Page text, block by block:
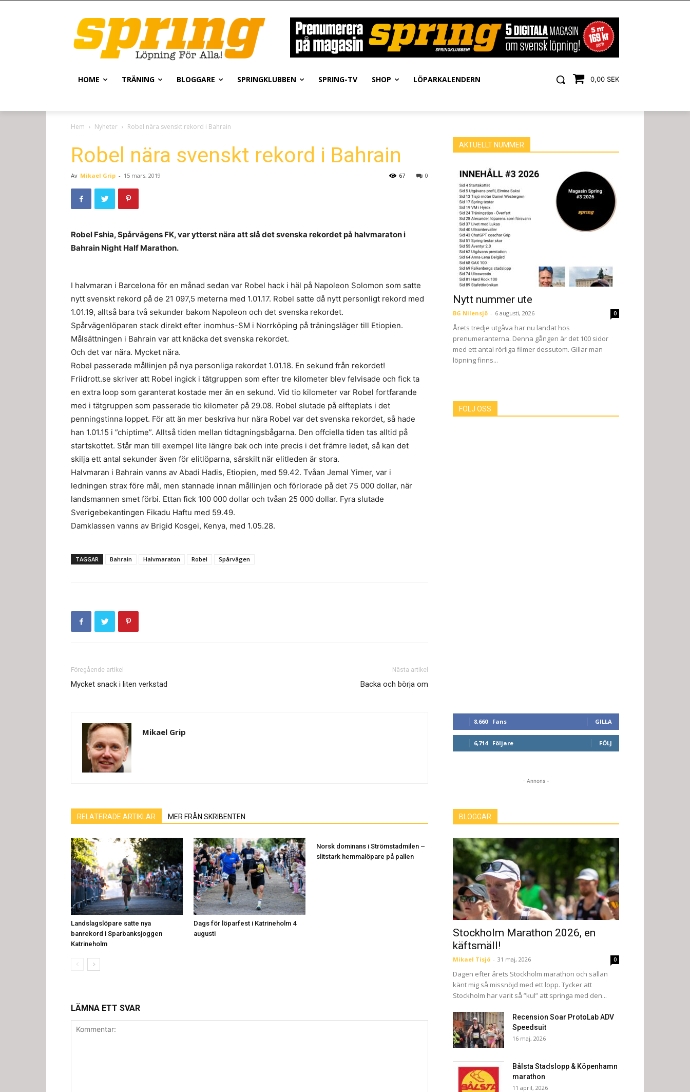
0,00 SEK
HOME TRÄNING BLOGGARE SPRINGKLUBBEN SPRING-TV SHOP LÖPARKALENDERN
Hem Nyheter Robel nära svenskt rekord i Bahrain
Robel nära svenskt rekord i Bahrain
Av Mikael Grip - 15 mars, 2019 0
67
Robel Fshia, Spårvägens FK, var ytterst nära att slå det svenska rekordet på halvmaraton i
Bahrain Night Half Marathon.
I halvmaran i Barcelona för en månad sedan var Robel hack i häl på Napoleon Solomon som satte
nytt svenskt rekord på de 21 097,5 meterna med 1.01.17. Robel satte då nytt personligt rekord med
1.01.19, alltså bara två sekunder bakom Napoleon och det svenska rekordet.
Spårvägenlöparen stack direkt efter inomhus-SM i Norrköping på träningsläger till Etiopien.
Målsättningen i Bahrain var att knäcka det svenska rekordet.
Och det var nära. Mycket nära.
Robel passerade mållinjen på nya personliga rekordet 1.01.18. En sekund från rekordet!
Friidrott.se skriver att Robel ingick i tätgruppen som efter tre kilometer blev felvisade och fick ta
en extra loop som garanterat kostade mer än en sekund. Vid tio kilometer var Robel fortfarande
med i tätgruppen som passerade tio kilometer på 29.08. Robel slutade på elfteplats i det
penningstinna loppet. För att än mer beskriva hur nära Robel var det svenska rekordet, så hade
han 1.01.15 i ”chiptime”. Alltså tiden mellan tidtagningsbågarna. Den offciella tiden tas alltid på
startskottet. Står man till exempel lite längre bak och inte precis i det främre ledet, så kan det
skilja ett antal sekunder även för elitlöparna, särskilt när elitleden är stora.
Halvmaran i Bahrain vanns av Abadi Hadis, Etiopien, med 59.42. Tvåan Jemal Yimer, var i
ledningen strax före mål, men stannade innan mållinjen och förlorade på det 75 000 dollar, när
landsmannen smet förbi. Ettan fick 100 000 dollar och tvåan 25 000 dollar. Fyra slutade
Sverigebekantingen Fikadu Haftu med 59.49.
Damklassen vanns av Brigid Kosgei, Kenya, med 1.05.28.
TAGGAR Bahrain Halvmaraton Robel Spårvägen
Föregående artikel
Mycket snack i liten verkstad
Nästa artikel
Backa och börja om
Mikael Grip
RELATERADE ARTIKLAR MER FRÅN SKRIBENTEN
Landslagslöpare satte nya
banrekord i Sparbanksjoggen
Katrineholm
Dags för löparfest i Katrineholm 4
augusti
Norsk dominans i Strömstadmilen –
slitstark hemmalöpare på pallen
LÄMNA ETT SVAR
AKTUELLT NUMMER
Nytt nummer ute
BG Nilensjö - 6 augusti, 2026 0
Årets tredje utgåva har nu landat hos
prenumeranterna. Denna gången är det 100 sidor
med ett antal rörliga filmer dessutom. Gillar man
löpning finns...
FÖLJ OSS
8,660 Fans GILLA
6,714 Följare FÖLJ
- Annons -
BLOGGAR
Stockholm Marathon 2026, en
käftsmäll!
Mikael Tisjö - 31 maj, 2026 0
Dagen efter årets Stockholm marathon och sällan
känt mig så missnöjd med ett lopp. Tycker att
Stockholm har varit så ”kul” att springa med den...
Recension Soar ProtoLab ADV
Speedsuit
16 maj, 2026
Bålsta Stadslopp & Köpenhamn
marathon
11 april, 2026